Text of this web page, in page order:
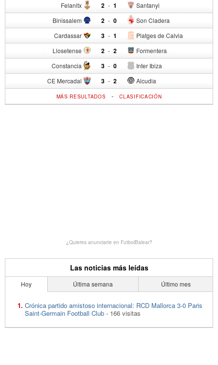
Felanitx 2 - Santanyi
1
Binissalem 2 - Son Cladera
0
Cardassar 3 - Platges de Calvia
1
Llosetense 2 - Formentera
2
Constancia 3 - Inter Ibiza
0
CE Mercadal 3 - Alcudia
2
MÁS RESULTADOS -CLASIFICACIÓN
¿Quieres anunciarte en FutbolBalear?
Las noticias más leídas
Hoy Última semana Último mes
Crónica partido amistoso internacional: RCD Mallorca 3-0 Paris
Saint-Germain Football Club - 166 visitas